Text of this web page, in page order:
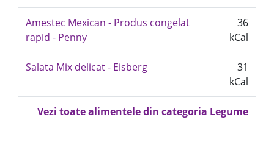
Amestec Mexican - Produs congelat
rapid - Penny
36
kCal
Salata Mix delicat - Eisberg
31
kCal
Vezi toate alimentele din categoria Legume